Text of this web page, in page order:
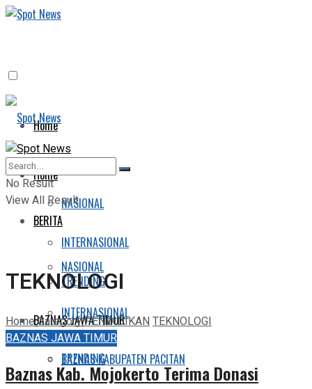
Home
BERITA
NASIONAL
INTERNASIONAL
TRENDING
BAZNAS JAWA TIMUR
BAZNAS KABUPATEN PACITAN
Home
BERITA
NASIONAL
INTERNASIONAL
TRENDING
No Result
View All Result
TEKNOLOGI
HomeCategoryPENDIDIKANTEKNOLOGI
BAZNAS JAWA TIMUR
Baznas Kab. Mojokerto Terima Donasi